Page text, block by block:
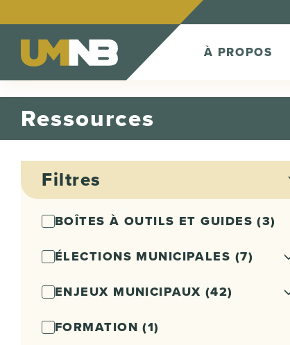
À PROPOS
Ressources
Filtres
BOÎTES À OUTILS ET GUIDES(3)
ÉLECTIONS MUNICIPALES (7)
ENJEUX MUNICIPAUX (42)
FORMATION(1)